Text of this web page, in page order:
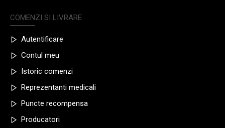
COMENZI SI LIVRARE
Autentificare
Contul meu
Istoric comenzi
Reprezentanti medicali
Puncte recompensa
Producatori